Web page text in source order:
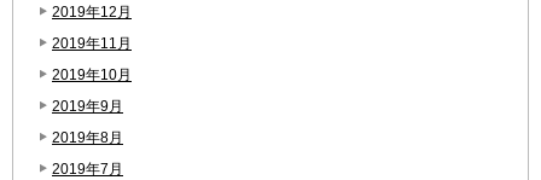
2019年12月
2019年11月
2019年10月
2019年9月
2019年8月
2019年7月